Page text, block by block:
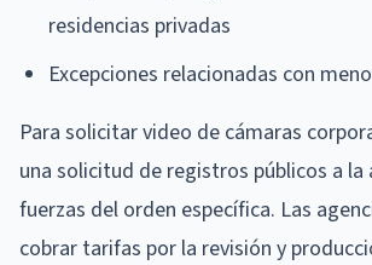
residencias privadas
Excepciones relacionadas con
Para solicitar video de cámaras
una solicitud de registros públicos a la
fuerzas del orden específica. Las
cobrar tarifas por la revisión y